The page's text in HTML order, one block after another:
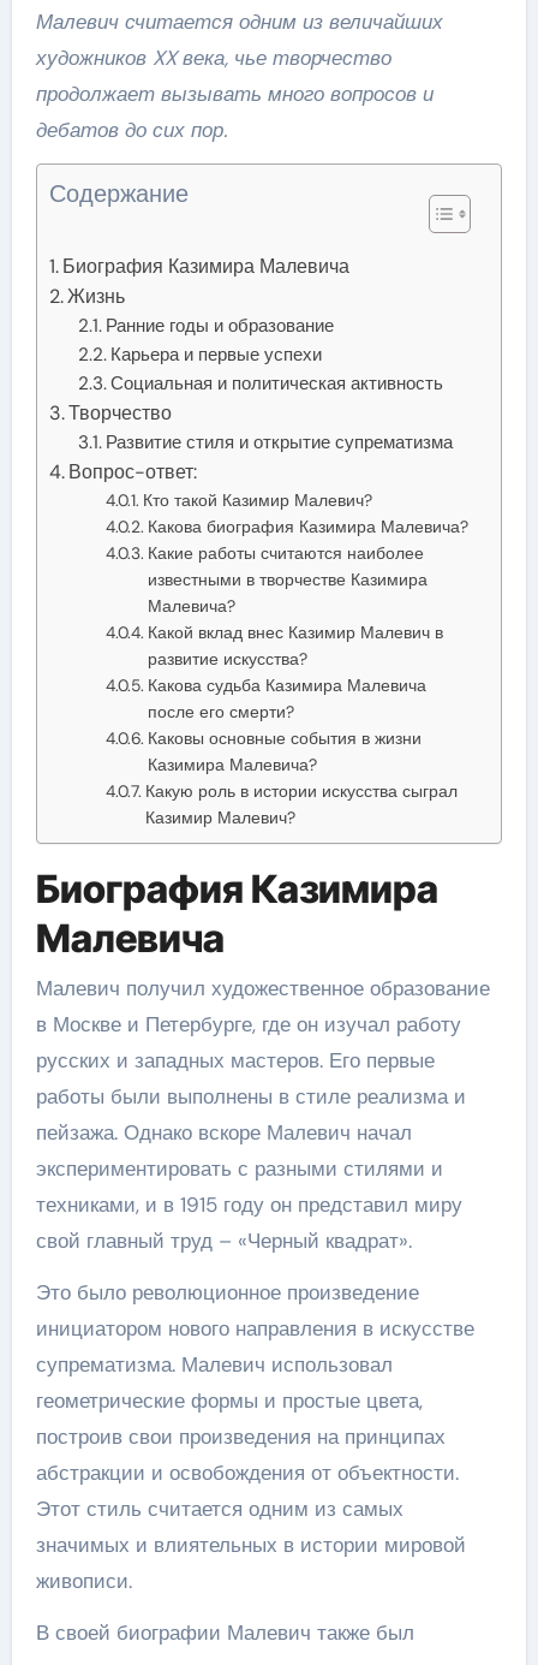
Малевич считается одним из величайших
художников XX века, чье творчество
продолжает вызывать много вопросов и
дебатов до сих пор.
Содержание
Биография Казимира Малевича
Жизнь
Ранние годы и образование
Карьера и первые успехи
Социальная и политическая активность
Творчество
Развитие стиля и открытие супрематизма
Вопрос-ответ:
Кто такой Казимир Малевич?
Какова биография Казимира Малевича?
Какие работы считаются наиболее
известными в творчестве Казимира
Малевича?
Какой вклад внес Казимир Малевич в
развитие искусства?
Какова судьба Казимира Малевича
после его смерти?
Каковы основные события в жизни
Казимира Малевича?
Какую роль в истории искусства сыграл
Казимир Малевич?
Биография Казимира
Малевича
Малевич получил художественное образование
в Москве и Петербурге, где он изучал работу
русских и западных мастеров. Его первые
работы были выполнены в стиле реализма и
пейзажа. Однако вскоре Малевич начал
экспериментировать с разными стилями и
техниками, и в 1915 году он представил миру
свой главный труд – «Черный квадрат».
Это было революционное произведение
инициатором нового направления в искусстве
супрематизма. Малевич использовал
геометрические формы и простые цвета,
построив свои произведения на принципах
абстракции и освобождения от объектности.
Этот стиль считается одним из самых
значимых и влиятельных в истории мировой
живописи.
В своей биографии Малевич также был